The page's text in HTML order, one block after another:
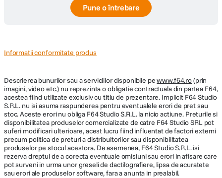
Pune o întrebare
Informatii conformitate produs
Descrierea bunurilor sau a serviciilor disponibile pewww.f64.ro(prin
imagini, video etc.) nu reprezinta o obligatie contractuala din partea F64,
acestea fiind utilizate exclusiv cu titlu de prezentare. Implicit F64 Studio
S.R.L. nu isi asuma raspunderea pentru eventualele erori de pret sau
stoc. Aceste erori nu obliga F64 Studio S.R.L. la nicio actiune. Preturile si
disponibilitatea produselor comercializate de catre F64 Studio SRL pot
suferi modificari ulterioare, acest lucru fiind influentat de factori externi
precum politica de preturi a distribuitorilor sau disponibilitatea
produselor pe stocul acestora. De asemenea, F64 Studio S.R.L. isi
rezerva dreptul de a corecta eventuale omisiuni sau erori in afisare care
pot surveni in urma unor greseli de dactilografiere, lipsa de acuratete
sau erori ale produselor software, fara a anunta in prealabil.